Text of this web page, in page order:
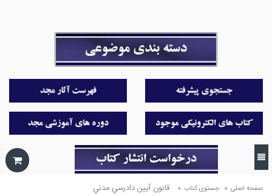
صفحه اصلی » جستوی کتاب » قانون آيين دادرسي مدني